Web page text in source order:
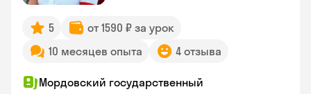
5
от 1590 ₽ за урок
10 месяцев опыта
4 отзыва
Мордовский государственный